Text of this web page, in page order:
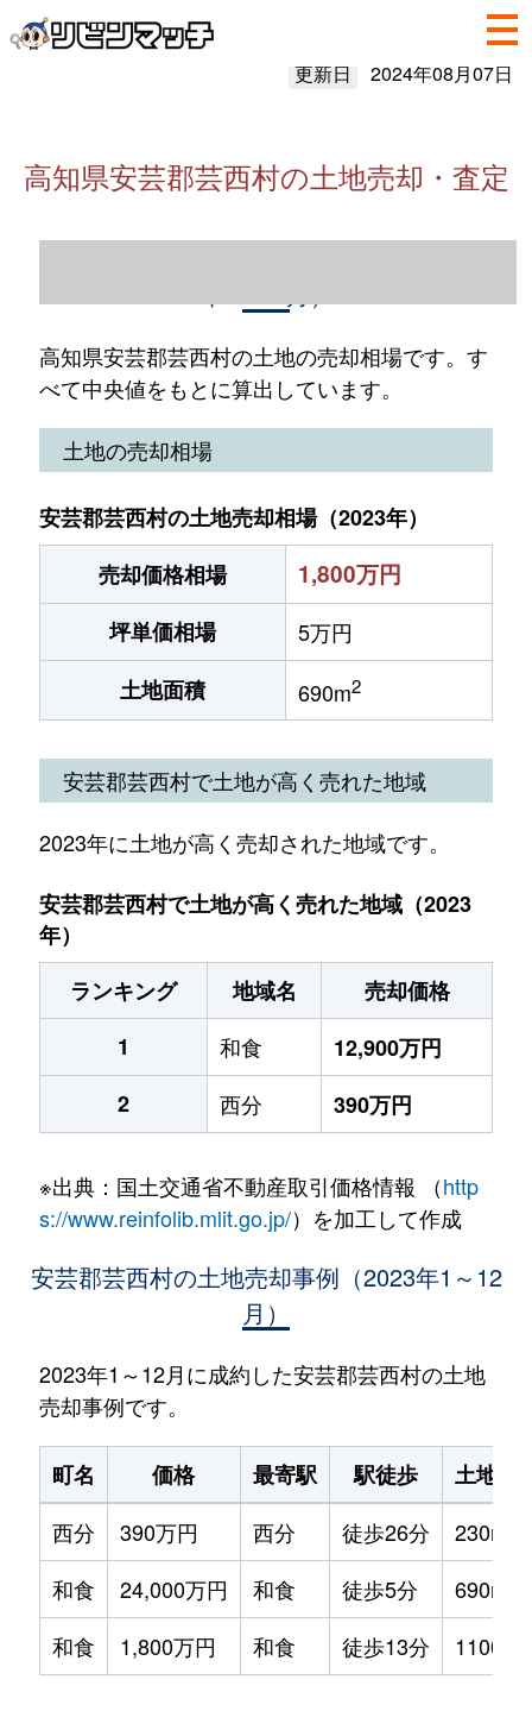
更新日 2024年08月07日
高知県安芸郡芸西村の土地売却・査定
高知県安芸郡芸西村の土地の売却相場です。す
べて中央値をもとに算出しています。
土地の売却相場
安芸郡芸西村の土地売却相場（2023年）
売却価格相場
1,800万円
坪単価相場
5万円
土地面積
690m2
安芸郡芸西村で土地が高く売れた地域
2023年に土地が高く売却された地域です。
安芸郡芸西村で土地が高く売れた地域（2023
年）
ランキング
地域名
売却価格
1
和食
12,900万円
2
西分 390万円
※出典：国土交通省不動産取引価格情報 （http
s://www.reinfolib.mlit.go.jp/）を加工して作成
安芸郡芸西村の土地売却事例（2023年1～12
月）
2023年1～12月に成約した安芸郡芸西村の土地
売却事例です。
町名 価格 最寄駅 駅徒歩
土地面
西分
390万円 西分 徒歩26分
230m²
和食
24,000万円 和食 徒歩5分
690m²
和食
1,800万円 和食 徒歩13分 1100m²